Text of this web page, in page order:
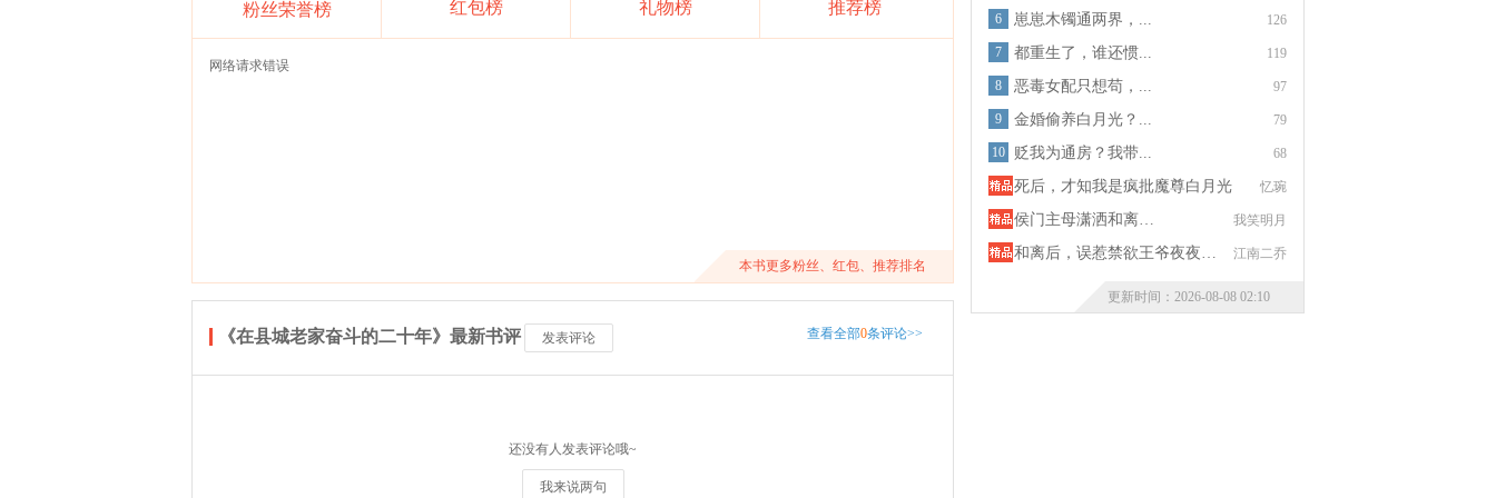
粉丝荣誉榜 红包榜 礼物榜 推荐榜
网络请求错误
本书更多粉丝、红包、推荐排名
查看全部0条评论>>
《在县城老家奋斗的二十年》最新书评 发表评论
还没有人发表评论哦~
我来说两句
126
6 崽崽木镯通两界，...
119
7 都重生了，谁还惯...
97
8 恶毒女配只想苟，...
79
9 金婚偷养白月光？...
68
10 贬我为通房？我带...
忆琬
死后，才知我是疯批魔尊白月光
我笑明月
侯门主母潇洒和离…
江南二乔
和离后，误惹禁欲王爷夜夜…
更新时间：2026-08-08 02:10